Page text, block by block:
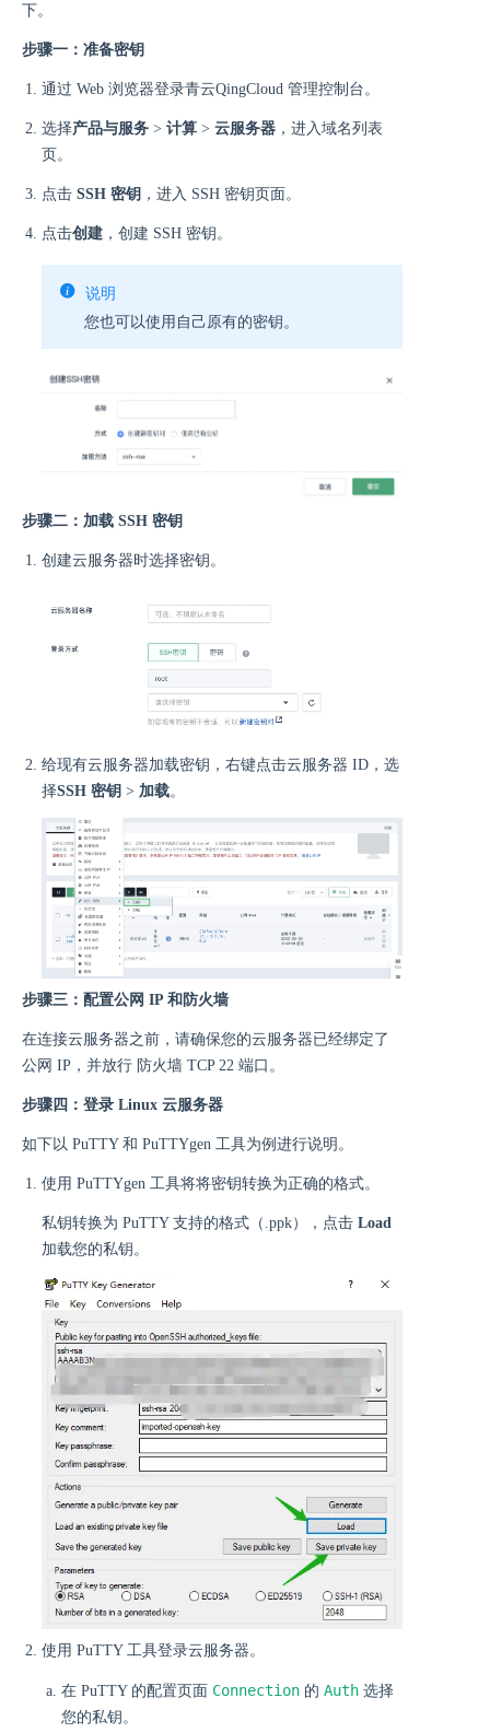
下。
步骤一：准备密钥
通过 Web 浏览器登录青云QingCloud 管理控制台。
选择产品与服务 > 计算 > 云服务器 ，进入域名列表
页。
点击 SSH 密钥 ，进入 SSH 密钥页面。
点击创建 ，创建 SSH 密钥。
说明
您也可以使用自己原有的密钥。
步骤二：加载 SSH 密钥
创建云服务器时选择密钥。
给现有云服务器加载密钥，右键点击云服务器 ID，选
择SSH 密钥 > 加载。
步骤三：配置公网 IP 和防火墙
在连接云服务器之前，请确保您的云服务器已经绑定了
公网 IP，并放行 防火墙 TCP 22 端口。
步骤四：登录 Linux 云服务器
如下以 PuTTY 和 PuTTYgen 工具为例进行说明。
使用 PuTTYgen 工具将将密钥转换为正确的格式。
私钥转换为 PuTTY 支持的格式（.ppk），点击 Load
加载您的私钥。
使用 PuTTY 工具登录云服务器。
在 PuTTY 的配置页面 Connection 的 Auth 选择
您的私钥。